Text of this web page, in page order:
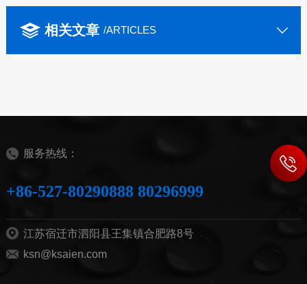
相关文章 /ARTICLES
服务热线：
+86-527-80290888 80296999
江苏宿迁市泗阳县王集镇合肥路8号
ksn@ksaien.com